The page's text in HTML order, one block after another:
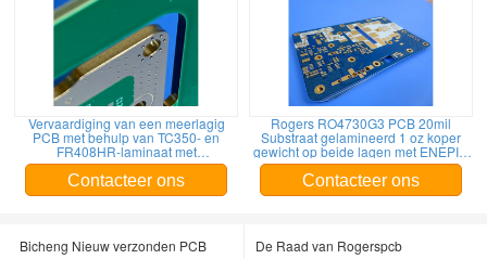
Vervaardiging van een meerlagig
PCB met behulp van TC350- en
FR408HR-laminaat met
geavanceerde via- en
randbeplatingstechnieken
Contacteer ons
Rogers RO4730G3 PCB 20mil
Substraat gelamineerd 1 oz koper
gewicht op beide lagen met ENEPIG
afwerking
Contacteer ons
Bicheng Nieuw verzonden PCB De Raad van Rogerspcb